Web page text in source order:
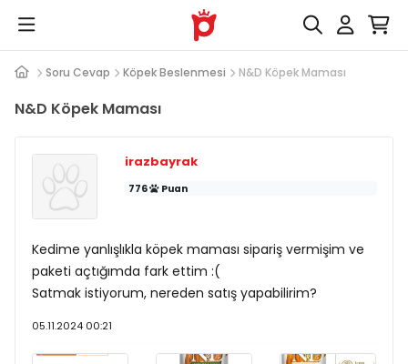
Soru Cevap Köpek Beslenmesi N&D Köpek Maması
N&D Köpek Maması
irazbayrak
776 Puan
Kedime yanlışlıkla köpek maması sipariş vermişim ve
paketi açtığımda fark ettim :(
Satmak istiyorum, nereden satış yapabilirim?
05.11.2024 00:21